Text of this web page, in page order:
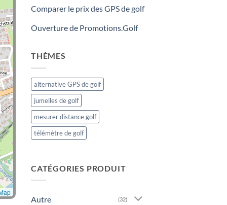
Comparer le prix des GPS de golf
Ouverture de Promotions.Golf
THÈMES
alternative GPS de golf
jumelles de golf
mesurer distance golf
télémètre de golf
CATÉGORIES PRODUIT
Autre (32)